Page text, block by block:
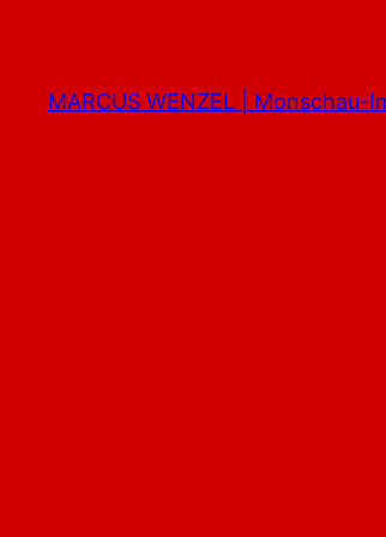
springen
MARCUS WENZEL |